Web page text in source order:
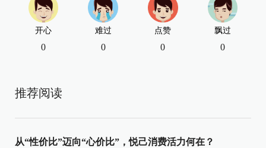
开心
0
难过
0
点赞
0
飘过
0
推荐阅读
从“性价比”迈向“心价比”，悦己消费活力何在？